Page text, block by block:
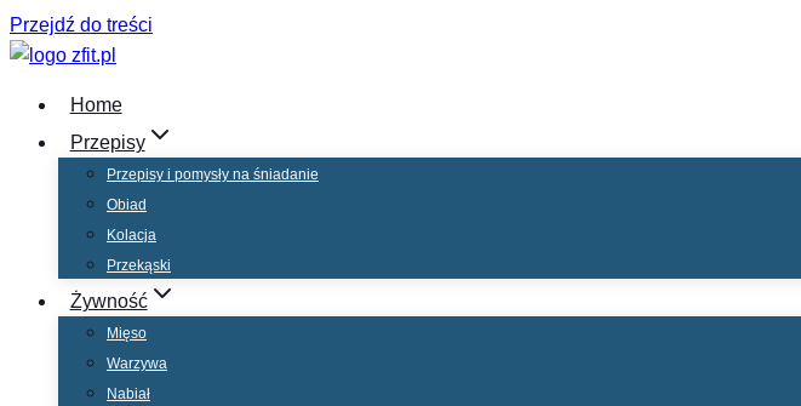
Przejdź do treści
Home
Przepisy
Przepisy i pomysły na śniadanie
Obiad
Kolacja
Przekąski
Żywność
Mięso
Warzywa
Nabiał